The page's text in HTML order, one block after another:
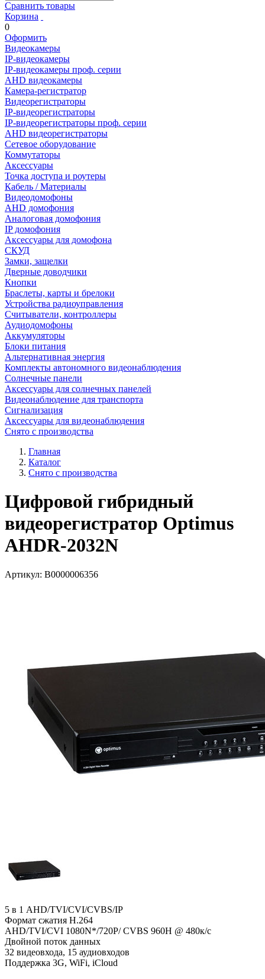
Сравнить товары
Корзина
0
Оформить
Видеокамеры
IP-видеокамеры
IP-видеокамеры проф. серии
AHD видеокамеры
Камера-регистратор
Видеорегистраторы
IP-видеорегистраторы
IP-видеорегистраторы проф. серии
AHD видеорегистраторы
Сетевое оборудование
Коммутаторы
Аксессуары
Точка доступа и роутеры
Кабель / Материалы
Видеодомофоны
AHD домофония
Аналоговая домофония
IP домофония
Аксессуары для домофона
СКУД
Замки, защелки
Дверные доводчики
Кнопки
Браслеты, карты и брелоки
Устройства радиоуправления
Считыватели, контроллеры
Аудиодомофоны
Аккумуляторы
Блоки питания
Альтернативная энергия
Комплекты автономного видеонаблюдения
Солнечные панели
Аксессуары для солнечных панелей
Видеонаблюдение для транспорта
Сигнализация
Аксессуары для видеонаблюдения
Снято с производства
Главная
Каталог
Снято с производства
Цифровой гибридный
видеорегистратор Optimus
AHDR-2032N
Артикул: В0000006356
5 в 1 AHD/TVI/CVI/CVBS/IP
Формат сжатия H.264
AHD/TVI/CVI 1080N*/720P/ CVBS 960H @ 480к/с
Двойной поток данных
32 видеовхода, 15 аудиовходов
Поддержка 3G, WiFi, iCloud